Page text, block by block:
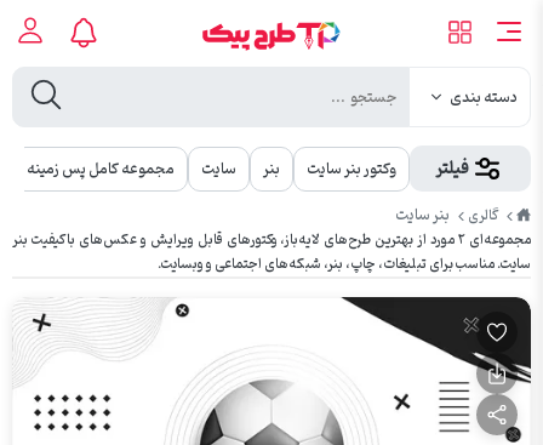
دسته بندی
فیلتر وکتور بنر سایت بنر سایت
مجموعه کامل پس زمینه
طرح
پیک
گالری بنر سایت
مجموعه‌ای ۲ مورد از بهترین طرح‌های لایه‌باز، وکتورهای قابل ویرایش و عکس‌های باکیفیت بنر
سایت. مناسب برای تبلیغات، چاپ، بنر، شبکه‌های اجتماعی و وبسایت.